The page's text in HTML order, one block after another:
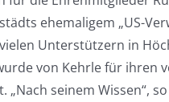
ehemaligem „US-
Unterstützern in
von Kehrle für ihren
seinem Wissen“,